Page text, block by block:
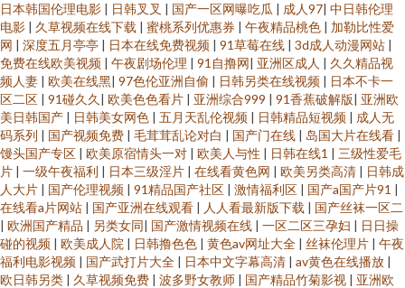
日本韩国伦理电影 | 日韩叉叉 | 国产一区网曝吃瓜 | 成人97| 中日韩伦理
电影 | 久草视频在线下载 | 蜜桃系列优惠券 | 午夜精品桃色 | 加勒比性爱
网 | 深度五月亭亭 | 日本在线免费视频 | 91草莓在线 | 3d成人动漫网站 |
免费在线欧美视频 | 午夜剧场伦理 | 91自撸网| 亚洲区成人 | 久久精品视
频人妻 | 欧美在线黑| 97色伦亚洲自偷 | 日韩另类在线视频 | 日本不卡一
区二区 | 91碰久久 | 欧美色色看片 | 亚洲综合999 | 91香蕉破解版| 亚洲欧
美日韩国产 | 日韩美女网色 | 五月天乱伦视频 | 日韩精品短视频 | 成人无
码系列 | 国产视频免费 | 毛茸茸乱论对白 | 国产门在线 | 岛国大片在线看 |
馒头国产专区 | 欧美原宿情头一对 | 欧美人与性 | 日韩在线1 | 三级性爱毛
片 | 一级午夜福利 | 日本三级淫片 | 在线看黄色网 | 欧美另类高清 | 日韩成
人大片 | 国产伦理视频 | 91精品国产社区 | 激情福利区 | 国产a国产片91 |
在线看a片网站 | 国产亚洲在线观看 | 人人看最新版下载 | 国产丝袜一区二
| 欧洲国产精品 | 另类女同| 国产激情视频在线 | 一区二区三孕妇 | 日日操
碰的视频 | 欧美成人院 | 日韩撸色色 | 黄色av网址大全 | 丝袜伦理片 | 午夜
福利电影视频 | 国产武打片大全 | 日本中文字幕高清 | av黄色在线播放 |
欧日韩另类 | 久草视频免费 | 波多野女教师 | 国产精品竹菊影视 | 亚洲欧